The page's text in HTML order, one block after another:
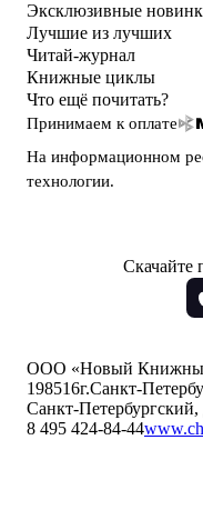
Эксклюзивные
Лучшие из лучших
Читай-журнал
Книжные циклы
Что ещё почитать?
Принимаем к оплате
На информационном
технологии.
Скачайте
ООО «Новый
198516г.Санкт-
Санкт-Петербургский,
8 495 424-84-44